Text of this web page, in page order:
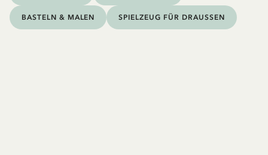
BASTELN & MALEN SPIELZEUG FÜR DRAUSSEN